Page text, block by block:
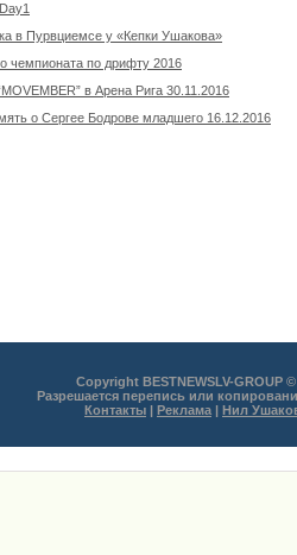
в Пурвциемсе у «Кепки Ушакова»
чемпионата по дрифту 2016
в Арена Рига 30.11.2016
о Сергее Бодрове младшего 16.12.2016
Copyright BESTNEWSLV-GROUP
Разрешается перепись или
Контакты | Реклама | Нил